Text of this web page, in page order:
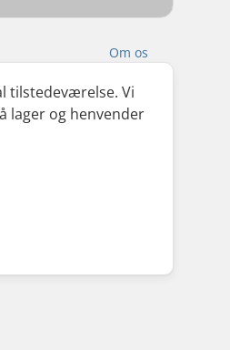
Om os
tilstedeværelse. Vi
lager og henvender